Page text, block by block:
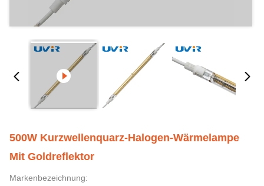
500W Kurzwellenquarz-Halogen-Wärmelampe
Mit Goldreflektor
Markenbezeichnung: